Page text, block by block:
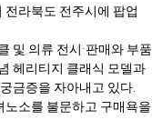
라북도 전주시에 팝업
및 의류 전시·판매와 부품
헤리티지 클래식 모델과
금증을 자아내고 있다.
소를 불문하고 구매욕을